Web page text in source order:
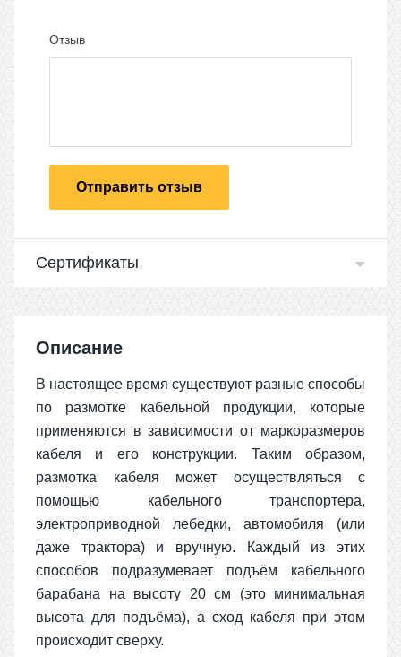
Отзыв
Отправить отзыв
Сертификаты
Описание
В настоящее время существуют разные способы
по размотке кабельной продукции, которые
применяются в зависимости от маркоразмеров
кабеля и его конструкции. Таким образом,
размотка кабеля может осуществляться с
помощью кабельного транспортера,
электроприводной лебедки, автомобиля (или
даже трактора) и вручную. Каждый из этих
способов подразумевает подъём кабельного
барабана на высоту 20 см (это минимальная
высота для подъёма), а сход кабеля при этом
происходит сверху.